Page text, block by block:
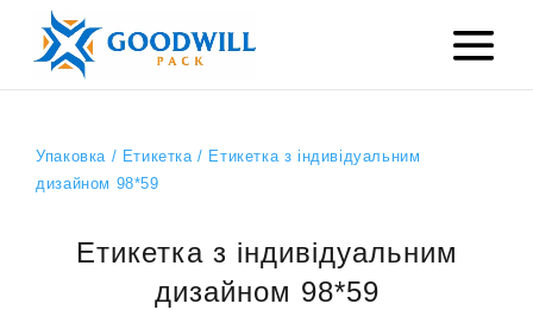
Упаковка/ Етикетка/ Етикетка з індивідуальним
дизайном 98*59
Етикетка з індивідуальним
дизайном 98*59